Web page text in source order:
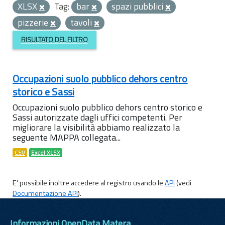
XLSX
Tag: bar
spazi pubblici
pizzerie
tavoli
RISULTATO DEL FILTRO
Occupazioni suolo pubblico dehors centro
storico e Sassi
Occupazioni suolo pubblico dehors centro storico e
Sassi autorizzate dagli uffici competenti. Per
migliorare la visibilità abbiamo realizzato la
seguente MAPPA collegata...
CSV Excel XLSX
E' possibile inoltre accedere al registro usando leAPI(vedi
Documentazione API).